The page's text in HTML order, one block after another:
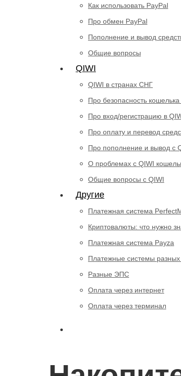
Как использовать PayPal
Про обмен PayPal
Пополнение и вывод
Общие вопросы
QIWI
QIWI в странах СНГ
Про безопасность кошелька
Про вход/регистрацию в
Про оплату и перевод
Про пополнение и вывод с
О проблемах с QIWI
Общие вопросы с QIWI
Другие
Платежная система
Криптовалюты: что нужно
Платежная система Payza
Платежные системы разных
Разные ЭПС
Оплата через интернет
Оплата через терминал